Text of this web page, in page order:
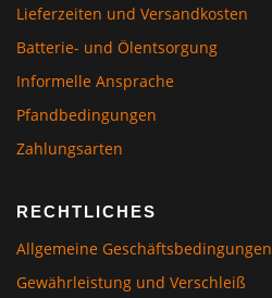
Lieferzeiten und Versandkosten
Batterie- und Ölentsorgung
Informelle Ansprache
Pfandbedingungen
Zahlungsarten
RECHTLICHES
Allgemeine Geschäftsbedingungen
Gewährleistung und Verschleiß